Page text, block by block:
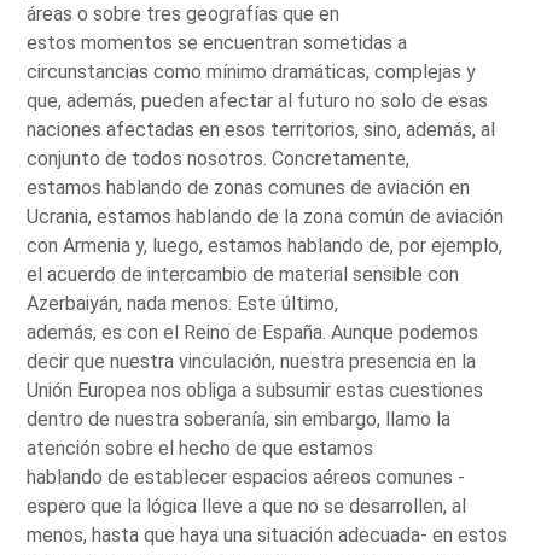
áreas o sobre tres geografías que en
estos momentos se encuentran sometidas a
circunstancias como mínimo dramáticas, complejas y
que, además, pueden afectar al futuro no solo de esas
naciones afectadas en esos territorios, sino, además, al
conjunto de todos nosotros. Concretamente,
estamos hablando de zonas comunes de aviación en
Ucrania, estamos hablando de la zona común de aviación
con Armenia y, luego, estamos hablando de, por ejemplo,
el acuerdo de intercambio de material sensible con
Azerbaiyán, nada menos. Este último,
además, es con el Reino de España. Aunque podemos
decir que nuestra vinculación, nuestra presencia en la
Unión Europea nos obliga a subsumir estas cuestiones
dentro de nuestra soberanía, sin embargo, llamo la
atención sobre el hecho de que estamos
hablando de establecer espacios aéreos comunes -
espero que la lógica lleve a que no se desarrollen, al
menos, hasta que haya una situación adecuada- en estos